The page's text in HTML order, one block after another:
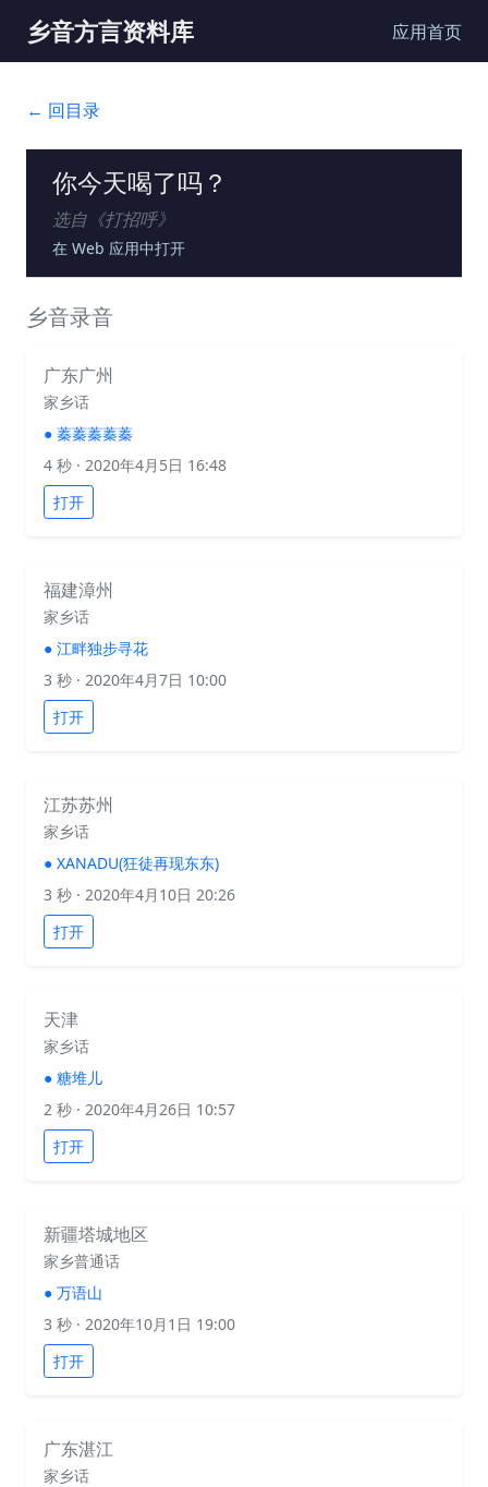
乡音方言资料库 应用首页
← 回目录
你今天喝了吗？
选自《打招呼》
在 Web 应用中打开
乡音录音
广东广州
家乡话
● 蓁蓁蓁蓁蓁
4 秒 · 2020年4月5日 16:48
打开
福建漳州
家乡话
● 江畔独步寻花
3 秒 · 2020年4月7日 10:00
打开
江苏苏州
家乡话
● XANADU(狂徒再现东东)
3 秒 · 2020年4月10日 20:26
打开
天津
家乡话
● 糖堆儿
2 秒 · 2020年4月26日 10:57
打开
新疆塔城地区
家乡普通话
● 万语山
3 秒 · 2020年10月1日 19:00
打开
广东湛江
家乡话